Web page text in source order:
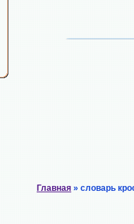
Главная » словарь